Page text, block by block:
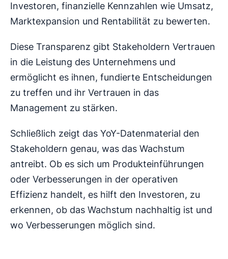
Investoren, finanzielle Kennzahlen wie Umsatz,
Marktexpansion und Rentabilität zu bewerten.
Diese Transparenz gibt Stakeholdern Vertrauen
in die Leistung des Unternehmens und
ermöglicht es ihnen, fundierte Entscheidungen
zu treffen und ihr Vertrauen in das
Management zu stärken.
Schließlich zeigt das YoY-Datenmaterial den
Stakeholdern genau, was das Wachstum
antreibt. Ob es sich um Produkteinführungen
oder Verbesserungen in der operativen
Effizienz handelt, es hilft den Investoren, zu
erkennen, ob das Wachstum nachhaltig ist und
wo Verbesserungen möglich sind.